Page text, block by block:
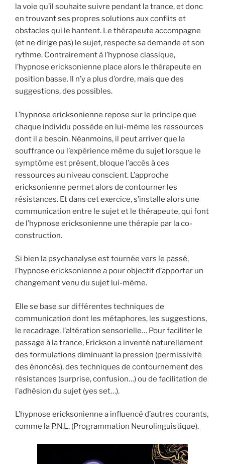
la voie qu’il souhaite suivre pendant la trance, et donc
en trouvant ses propres solutions aux conflits et
obstacles qui le hantent. Le thérapeute accompagne
(et ne dirige pas) le sujet, respecte sa demande et son
rythme. Contrairement à l’hypnose classique,
l’hypnose ericksonienne place alors le thérapeute en
position basse. Il n’y a plus d’ordre, mais que des
suggestions, des possibles.
L’hypnose ericksonienne repose sur le principe que
chaque individu possède en lui-même les ressources
dont il a besoin. Néanmoins, il peut arriver que la
souffrance ou l’expérience même du sujet lorsque le
symptôme est présent, bloque l’accès à ces
ressources au niveau conscient. L’approche
ericksonienne permet alors de contourner les
résistances. Et dans cet exercice, s’installe alors une
communication entre le sujet et le thérapeute, qui font
de l’hypnose ericksonienne une thérapie par la co-
construction.
Si bien la psychanalyse est tournée vers le passé,
l’hypnose ericksonienne a pour objectif d’apporter un
changement venu du sujet lui-même.
Elle se base sur différentes techniques de
communication dont les métaphores, les suggestions,
le recadrage, l’altération sensorielle… Pour faciliter le
passage à la trance, Erickson a inventé naturellement
des formulations diminuant la pression (permissivité
des énoncés), des techniques de contournement des
résistances (surprise, confusion…) ou de facilitation de
l’adhésion du sujet (yes set…).
L’hypnose ericksonienne a influencé d’autres courants,
comme la P.N.L. (Programmation Neurolinguistique).